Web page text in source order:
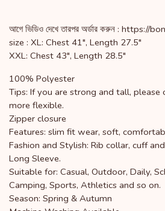
আগে ভিডিও দেখে তারপর অর্ডার করুন :
size : XL: Chest 41", Length 27.5"
XXL: Chest 43", Length 28.5"
100% Polyester
Tips: If you are strong and tall, please
more flexible.
Zipper closure
Features: slim fit wear, soft,
Fashion and Stylish: Rib collar, cuff
Long Sleeve.
Suitable for: Casual, Outdoor, Daily,
Camping, Sports, Athletics and so on.
Season: Spring & Autumn